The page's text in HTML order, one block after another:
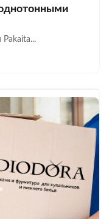
Pakaita...